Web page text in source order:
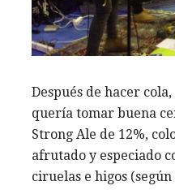
Después de hacer
quería tomar buena
Strong Ale de 12%,
afrutado y especiado
ciruelas e higos